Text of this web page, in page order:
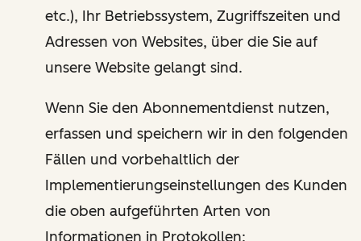
etc.), Ihr Betriebssystem, Zugriffszeiten und
Adressen von Websites, über die Sie auf
unsere Website gelangt sind.
Wenn Sie den Abonnementdienst nutzen,
erfassen und speichern wir in den folgenden
Fällen und vorbehaltlich der
Implementierungseinstellungen des Kunden
die oben aufgeführten Arten von
Informationen in Protokollen: